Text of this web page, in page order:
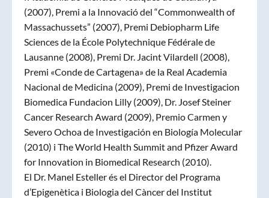
(2007), Premi a la Innovació del “Commonwealth of
Massachussets” (2007), Premi Debiopharm Life
Sciences de la École Polytechnique Fédérale de
Lausanne (2008), Premi Dr. Jacint Vilardell (2008),
Premi «Conde de Cartagena» de la Real Academia
Nacional de Medicina (2009), Premi de Investigacion
Biomedica Fundacion Lilly (2009), Dr. Josef Steiner
Cancer Research Award (2009), Premio Carmen y
Severo Ochoa de Investigación en Biología Molecular
(2010) i The World Health Summit and Pfizer Award
for Innovation in Biomedical Research (2010).
El Dr. Manel Esteller és el Director del Programa
d’Epigenètica i Biologia del Càncer del Institut